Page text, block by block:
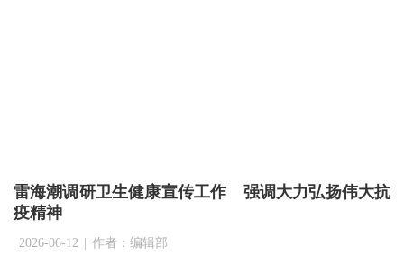
雷海潮调研卫生健康宣传工作 强调大力弘扬伟大抗
疫精神
2026-06-12 | 作者：编辑部